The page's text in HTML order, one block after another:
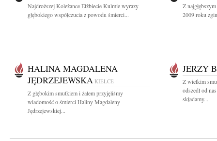
Najdroższej Koleżance Elżbiecie Kulmie wyrazy
głębokiego współczucia z powodu śmierci...
Z
2009 roku
HALINA MAGDALENA
JĘDRZEJEWSKA KIELCE
Z głębokim smutkiem i żalem przyjęliśmy
wiadomość o śmierci Haliny Magdaleny
Jędrzejewskiej...
JERZY
Z wielkim
odszedł od
składamy...